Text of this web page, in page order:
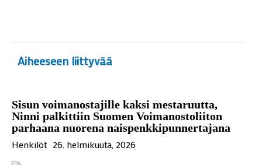
Aiheeseen liittyvää
Sisun voimanostajille kaksi mestaruutta,
Ninni palkittiin Suomen Voimanostoliiton
parhaana nuorena naispenkkipunnertajana
Henkilöt 26. helmikuuta, 2026